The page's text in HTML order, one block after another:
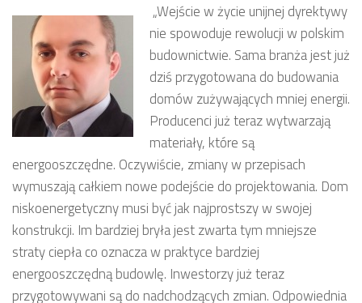
„Wejście w życie unijnej dyrektywy
nie spowoduje rewolucji w polskim
budownictwie. Sama branża jest już
dziś przygotowana do budowania
domów zużywających mniej energii.
Producenci już teraz wytwarzają
materiały, które są
energooszczędne. Oczywiście, zmiany w przepisach
wymuszają całkiem nowe podejście do projektowania. Dom
niskoenergetyczny musi być jak najprostszy w swojej
konstrukcji. Im bardziej bryła jest zwarta tym mniejsze
straty ciepła co oznacza w praktyce bardziej
energooszczędną budowlę. Inwestorzy już teraz
przygotowywani są do nadchodzących zmian. Odpowiednia